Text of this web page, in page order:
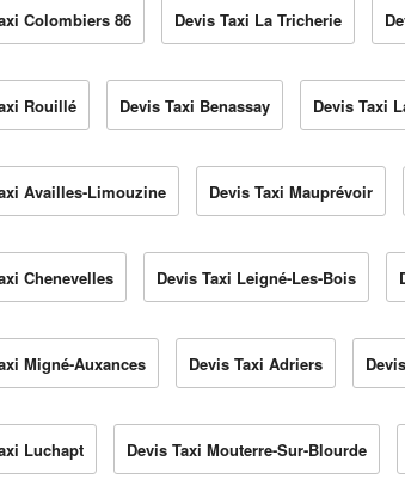
Colombiers 86 Devis Taxi La Tricherie
Rouillé Devis Taxi Benassay Devis Taxi
Availles-Limouzine Devis Taxi Mauprévoir
Chenevelles Devis Taxi Leigné-Les-Bois
Migné-Auxances Devis Taxi Adriers
Luchapt Devis Taxi Mouterre-Sur-Blourde